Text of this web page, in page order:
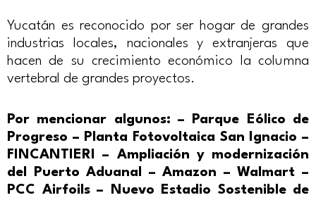
Yucatán es reconocido por ser hogar de grandes
industrias locales, nacionales y extranjeras que
hacen de su crecimiento económico la columna
vertebral de grandes proyectos.
Por mencionar algunos: – Parque Eólico de
Progreso – Planta Fotovoltaica San Ignacio –
FINCANTIERI – Ampliación y modernización
del Puerto Aduanal – Amazon – Walmart –
PCC Airfoils – Nuevo Estadio Sostenible de